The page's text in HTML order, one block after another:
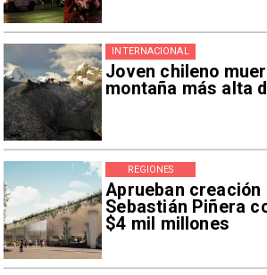
Joven chileno
montaña más alta
INTERNACIONAL
Aprueban creación
Sebastián Piñera
$4 mil millones
REGIONES